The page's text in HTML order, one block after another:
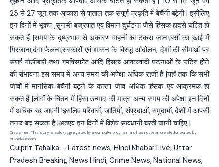
23 से 27 जून तक आकाश से पाताल तक संपूर्ण प्रकृति में बेचैनी बढ़ेगी | इसीलिए
इन दिनों में भूकंप ,सुनामी बज्रपात एवं विमान दुर्घटना जैसे हिंसक हादसे घटित हो
सकते हैं |समय के दुष्प्रभाव से अकारण वाहनों का टकरा जाना,बसों का खाई में
गिरजाना,दंगा फैलना,सरकारों एवं शासन के बिरुद्ध आंदोलन, देशों की सीमाओं पर
संघर्ष गोलीबारी तथा बमविस्फोट आदि हिंसक आतंकवादी घटनाओं के घटित होने
की संभावना इस समय में अन्य समय की अपेक्षा अधिक रहती है |यहाँ तक कि सभी
जीवों में मानसिक बेचैनी बढ़ने के कारण जीव अधिक हिंसक एवं आक्रमक हो
सकते हैं |लोगों के चिंतन में हिंसा उन्माद की मात्रा अन्य समय की अपेक्षा इन दिनों
में अधिक बढ़ जाएगी !इसलिए परिवारों, जातियों, संप्रदाओं, समुदायों, देशों में आपसी
तनाव बढ़ सकता है |अतएव इन दिनों में विशेष सावधानी बरती जानी चाहिए |
Disclaimer: This story is auto-aggregated by a computer program and has not been created or edited by
ctahalaka.com.
Culprit Tahalka – Latest news, Hindi Khabar Live, Uttar
Pradesh Breaking News Hindi, Crime News, National News,